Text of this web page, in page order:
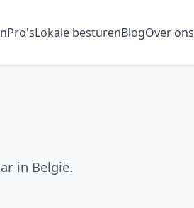
Pro'sLokale besturenBlogOver ons
in België.